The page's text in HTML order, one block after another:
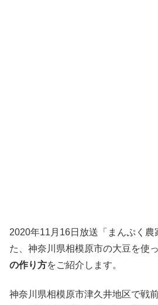
2020年11月16日放送「まんぷく
た、神奈川県相模原市の大豆を使
の作り方をご紹介します。
神奈川県相模原市津久井地区で戦